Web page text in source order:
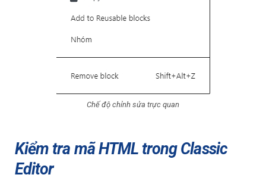
Chế độ chỉnh sửa trực quan
Kiểm tra mã HTML trong Classic
Editor